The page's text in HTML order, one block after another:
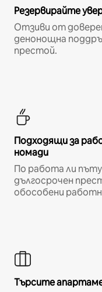
Резервирайте
Отзиви от
денонощна
престой.
Подходящи за
номади
По работа ли
дългосрочен
обособени
Търсите